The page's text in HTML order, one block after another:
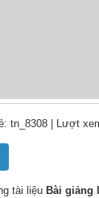
tn_8308 | Lượt
tài liệu Bài giảng